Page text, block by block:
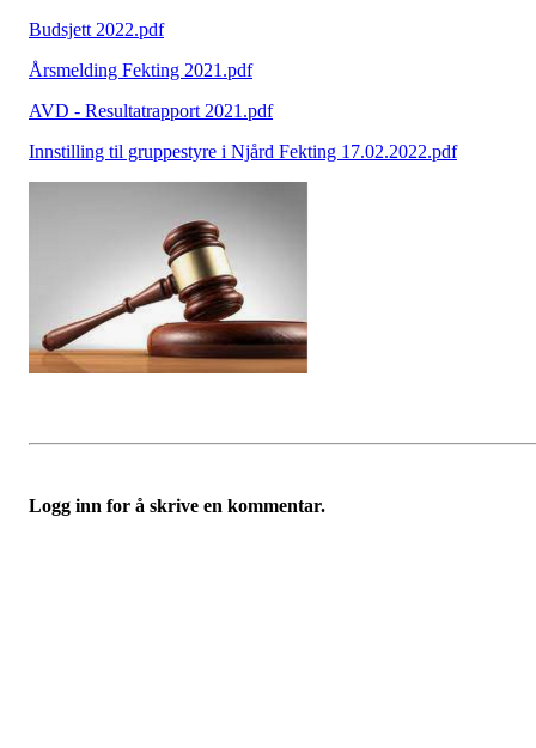
Budsjett 2022.pdf
Årsmelding Fekting 2021.pdf
AVD - Resultatrapport 2021.pdf
Innstilling til gruppestyre i Njård Fekting 17.02.2022.pdf
Logg inn for å skrive en kommentar.